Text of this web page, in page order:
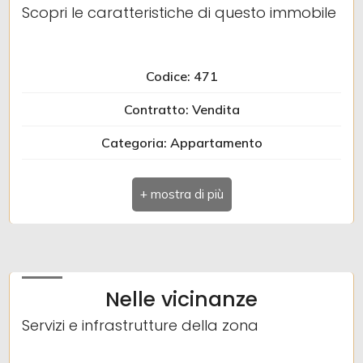
Scopri le caratteristiche di questo immobile
Codice: 471
Contratto: Vendita
Categoria: Appartamento
Indirizzo: VIA DEL FAITI
Comune: Gorizia
Bagni: 2
Nelle vicinanze
Servizi e infrastrutture della zona
Lusso